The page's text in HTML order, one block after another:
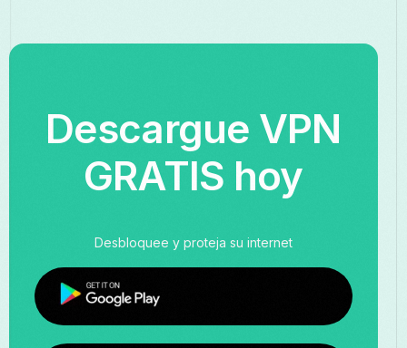
Descargue VPN
GRATIS hoy
Desbloquee y proteja su internet